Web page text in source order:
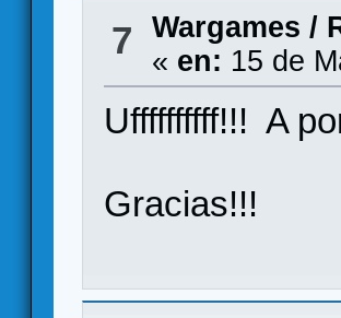
7 Wargames /
« en: 15 de
Uffffffffff!!! A
Gracias!!!